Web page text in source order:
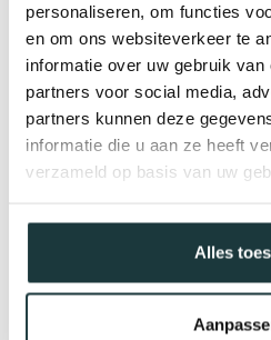
personaliseren, om functies
en om ons websiteverkeer te
informatie over uw gebruik
partners voor social media,
partners kunnen deze
informatie die u aan ze heeft
verzameld op basis van uw
Alles
Gerelateerde producten
Ø33.7 mm
Op voorraad